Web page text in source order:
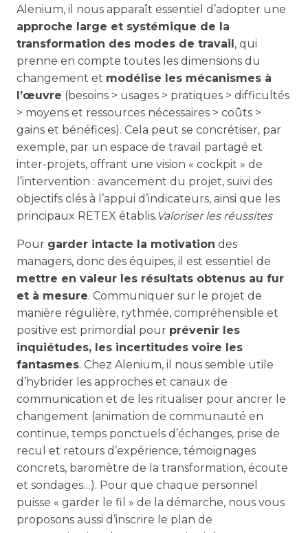
Alenium, il nous apparaît essentiel d’adopter une
approche large et systémique de la
transformation des modes de travail , qui
prenne en compte toutes les dimensions du
changement et modélise les mécanismes à
l’œuvre (besoins > usages > pratiques > difficultés
> moyens et ressources nécessaires > coûts >
gains et bénéfices). Cela peut se concrétiser, par
exemple, par un espace de travail partagé et
inter-projets, offrant une vision « cockpit » de
l’intervention : avancement du projet, suivi des
objectifs clés à l’appui d’indicateurs, ainsi que les
principaux RETEX établis. Valoriser les réussites
Pour garder intacte la motivation des
managers, donc des équipes, il est essentiel de
mettre en valeur les résultats obtenus au fur
et à mesure. Communiquer sur le projet de
manière régulière, rythmée, compréhensible et
positive est primordial pour prévenir les
inquiétudes, les incertitudes voire les
fantasmes. Chez Alenium, il nous semble utile
d’hybrider les approches et canaux de
communication et de les ritualiser pour ancrer le
changement (animation de communauté en
continue, temps ponctuels d’échanges, prise de
recul et retours d’expérience, témoignages
concrets, baromètre de la transformation, écoute
et sondages…). Pour que chaque personnel
puisse « garder le fil » de la démarche, nous vous
proposons aussi d’inscrire le plan de